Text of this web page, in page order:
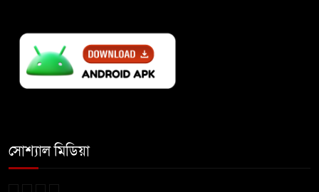
সোশ্যাল মিডিয়া